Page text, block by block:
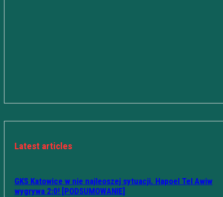
Latest articles
GKS Katowice w nie najleoszej sytuacji. Hapoel Tel Awiw
wygrywa 2:0! [PODSUMOWANIE]